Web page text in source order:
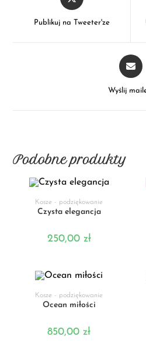
Publikuj na Tweeter'ze
Wyślij
Podobne produkty
DODAJ DO KOSZYKA
Kosze - podziękowanie
Czysta elegancja
250,00 zł
DODAJ DO KOSZYKA
Kosze - podziękowanie
Ocean miłości
850,00zł